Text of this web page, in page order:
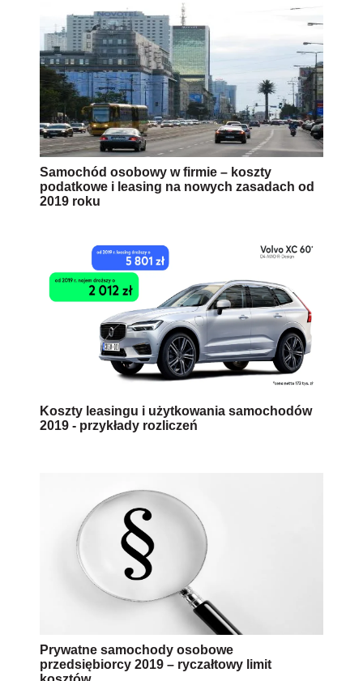
Samochód osobowy w firmie – koszty
podatkowe i leasing na nowych zasadach od
2019 roku
Koszty leasingu i użytkowania samochodów
2019 - przykłady rozliczeń
Prywatne samochody osobowe
przedsiębiorcy 2019 – ryczałtowy limit